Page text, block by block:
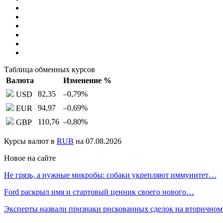
Таблица обменных курсов
Валюта
Изменение %
USD
82,35 –0,79%
EUR
94,97 –0,69%
GBP
110,76 –0,80%
Курсы валют в RUB на 07.08.2026
Новое на сайте
Не грязь, а нужные микробы: собаки укрепляют иммунитет…
Ford раскрыл имя и стартовый ценник своего нового…
Эксперты назвали признаки рискованных сделок на